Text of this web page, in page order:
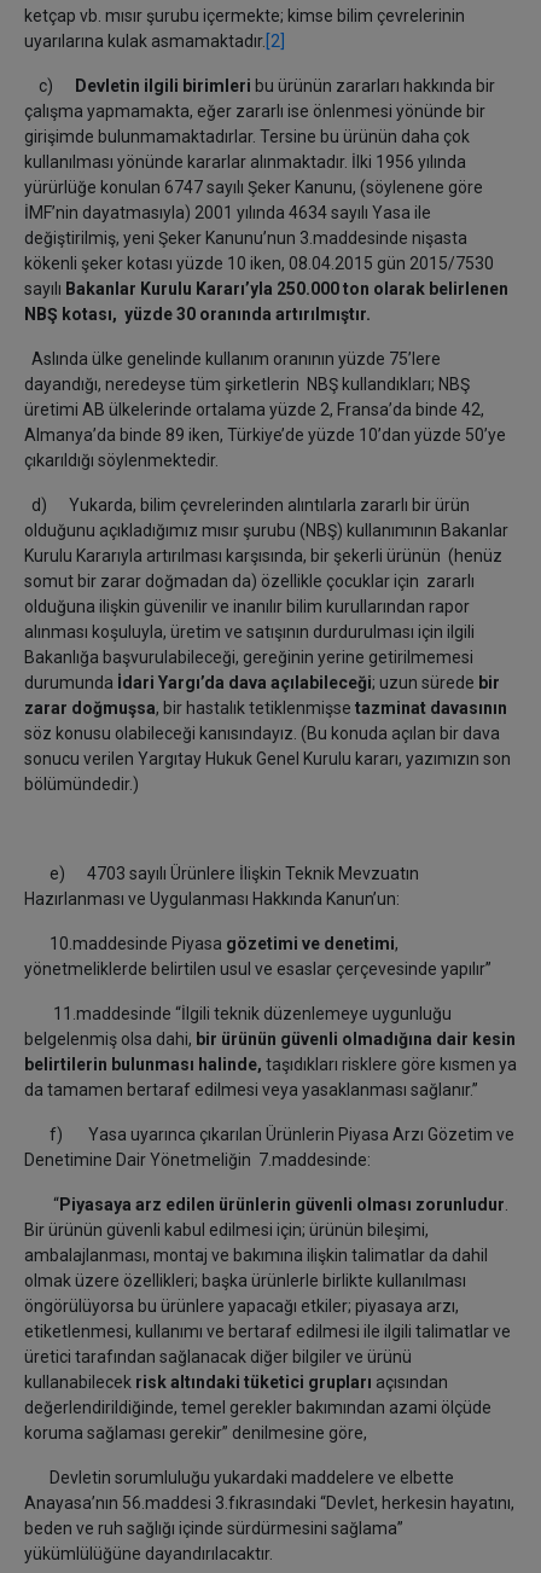
ketçap vb. mısır şurubu içermekte; kimse bilim çevrelerinin
uyarılarına kulak asmamaktadır. [2]
c) Devletin ilgili birimleri bu ürünün zararları hakkında bir
çalışma yapmamakta, eğer zararlı ise önlenmesi yönünde bir
girişimde bulunmamaktadırlar. Tersine bu ürünün daha çok
kullanılması yönünde kararlar alınmaktadır. İlki 1956 yılında
yürürlüğe konulan 6747 sayılı Şeker Kanunu, (söylenene göre
İMF’nin dayatmasıyla) 2001 yılında 4634 sayılı Yasa ile
değiştirilmiş, yeni Şeker Kanunu’nun 3.maddesinde nişasta
kökenli şeker kotası yüzde 10 iken, 08.04.2015 gün 2015/7530
sayılı Bakanlar Kurulu Kararı’yla 250.000 ton olarak belirlenen
NBŞ kotası, yüzde 30 oranında artırılmıştır.
Aslında ülke genelinde kullanım oranının yüzde 75’lere
dayandığı, neredeyse tüm şirketlerin NBŞ kullandıkları; NBŞ
üretimi AB ülkelerinde ortalama yüzde 2, Fransa’da binde 42,
Almanya’da binde 89 iken, Türkiye’de yüzde 10’dan yüzde 50’ye
çıkarıldığı söylenmektedir.
d) Yukarda, bilim çevrelerinden alıntılarla zararlı bir ürün
olduğunu açıkladığımız mısır şurubu (NBŞ) kullanımının Bakanlar
Kurulu Kararıyla artırılması karşısında, bir şekerli ürünün (henüz
somut bir zarar doğmadan da) özellikle çocuklar için zararlı
olduğuna ilişkin güvenilir ve inanılır bilim kurullarından rapor
alınması koşuluyla, üretim ve satışının durdurulması için ilgili
Bakanlığa başvurulabileceği, gereğinin yerine getirilmemesi
durumunda İdari Yargı’da dava açılabileceği; uzun sürede bir
zarar doğmuşsa, bir hastalık tetiklenmişse tazminat davasının
söz konusu olabileceği kanısındayız. (Bu konuda açılan bir dava
sonucu verilen Yargıtay Hukuk Genel Kurulu kararı, yazımızın son
bölümündedir.)
e) 4703 sayılı Ürünlere İlişkin Teknik Mevzuatın
Hazırlanması ve Uygulanması Hakkında Kanun’un:
10.maddesinde Piyasa gözetimi ve denetimi,
yönetmeliklerde belirtilen usul ve esaslar çerçevesinde yapılır”
11.maddesinde “İlgili teknik düzenlemeye uygunluğu
belgelenmiş olsa dahi, bir ürünün güvenli olmadığına dair kesin
belirtilerin bulunması halinde, taşıdıkları risklere göre kısmen ya
da tamamen bertaraf edilmesi veya yasaklanması sağlanır.”
f) Yasa uyarınca çıkarılan Ürünlerin Piyasa Arzı Gözetim ve
Denetimine Dair Yönetmeliğin 7.maddesinde:
“Piyasaya arz edilen ürünlerin güvenli olması zorunludur.
Bir ürünün güvenli kabul edilmesi için; ürünün bileşimi,
ambalajlanması, montaj ve bakımına ilişkin talimatlar da dahil
olmak üzere özellikleri; başka ürünlerle birlikte kullanılması
öngörülüyorsa bu ürünlere yapacağı etkiler; piyasaya arzı,
etiketlenmesi, kullanımı ve bertaraf edilmesi ile ilgili talimatlar ve
üretici tarafından sağlanacak diğer bilgiler ve ürünü
kullanabilecek risk altındaki tüketici grupları açısından
değerlendirildiğinde, temel gerekler bakımından azami ölçüde
koruma sağlaması gerekir” denilmesine göre,
Devletin sorumluluğu yukardaki maddelere ve elbette
Anayasa’nın 56.maddesi 3.fıkrasındaki “Devlet, herkesin hayatını,
beden ve ruh sağlığı içinde sürdürmesini sağlama”
yükümlülüğüne dayandırılacaktır.